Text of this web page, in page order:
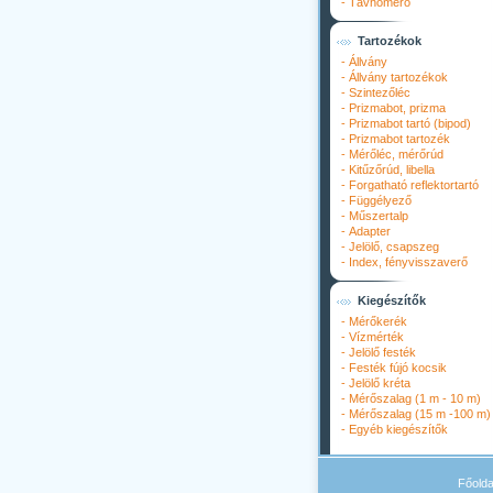
Tartozékok
- Állvány
- Állvány tartozékok
- Szintezőléc
- Prizmabot, prizma
- Prizmabot tartó (bipod)
- Prizmabot tartozék
- Mérőléc, mérőrúd
- Kitűzőrúd, libella
- Forgatható reflektortartó
- Függélyező
- Műszertalp
- Adapter
- Jelölő, csapszeg
- Index, fényvisszaverő
Kiegészítők
- Mérőkerék
- Vízmérték
- Jelölő festék
- Festék fújó kocsik
- Jelölő kréta
- Mérőszalag (1 m - 10 m)
- Mérőszalag (15 m -100 m)
- Egyéb kiegészítők